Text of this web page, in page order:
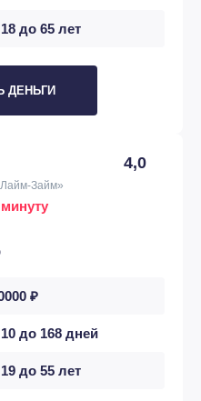
до 65 лет
ДЕНЬГИ
4,0
Займ»
₽
до 168 дней
до 55 лет